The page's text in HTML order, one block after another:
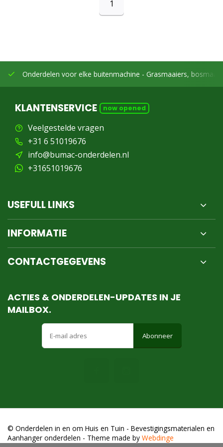
1
Onderdelen voor elke buitenmachine - Grasmaaiers,
KLANTENSERVICE now opened
Veelgestelde vragen
+31 6 51019676
info@bumac-onderdelen.nl
+31651019676
USEFULL LINKS
INFORMATIE
CONTACTGEGEVENS
ACTIES & ONDERDELEN-UPDATES IN JE
MAILBOX.
Abonneer
© Onderdelen in en om Huis en Tuin - Bevestigingsmaterialen en
Aanhanger onderdelen - Theme made by Webdinge